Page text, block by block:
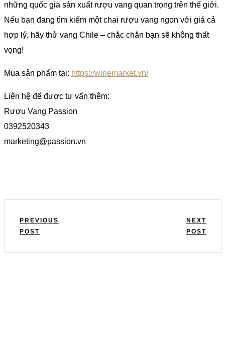
những quốc gia sản xuất rượu vang quan trọng trên thế giới.
Nếu bạn đang tìm kiếm một chai rượu vang ngon với giá cả
hợp lý, hãy thử vang Chile – chắc chắn bạn sẽ không thất
vọng!
Mua sản phẩm tại: https://winemarket.vn/
Liên hệ để được tư vấn thêm:
Rượu Vang Passion
0392520343
marketing@passion.vn
PREVIOUS
POST
NEXT
POST